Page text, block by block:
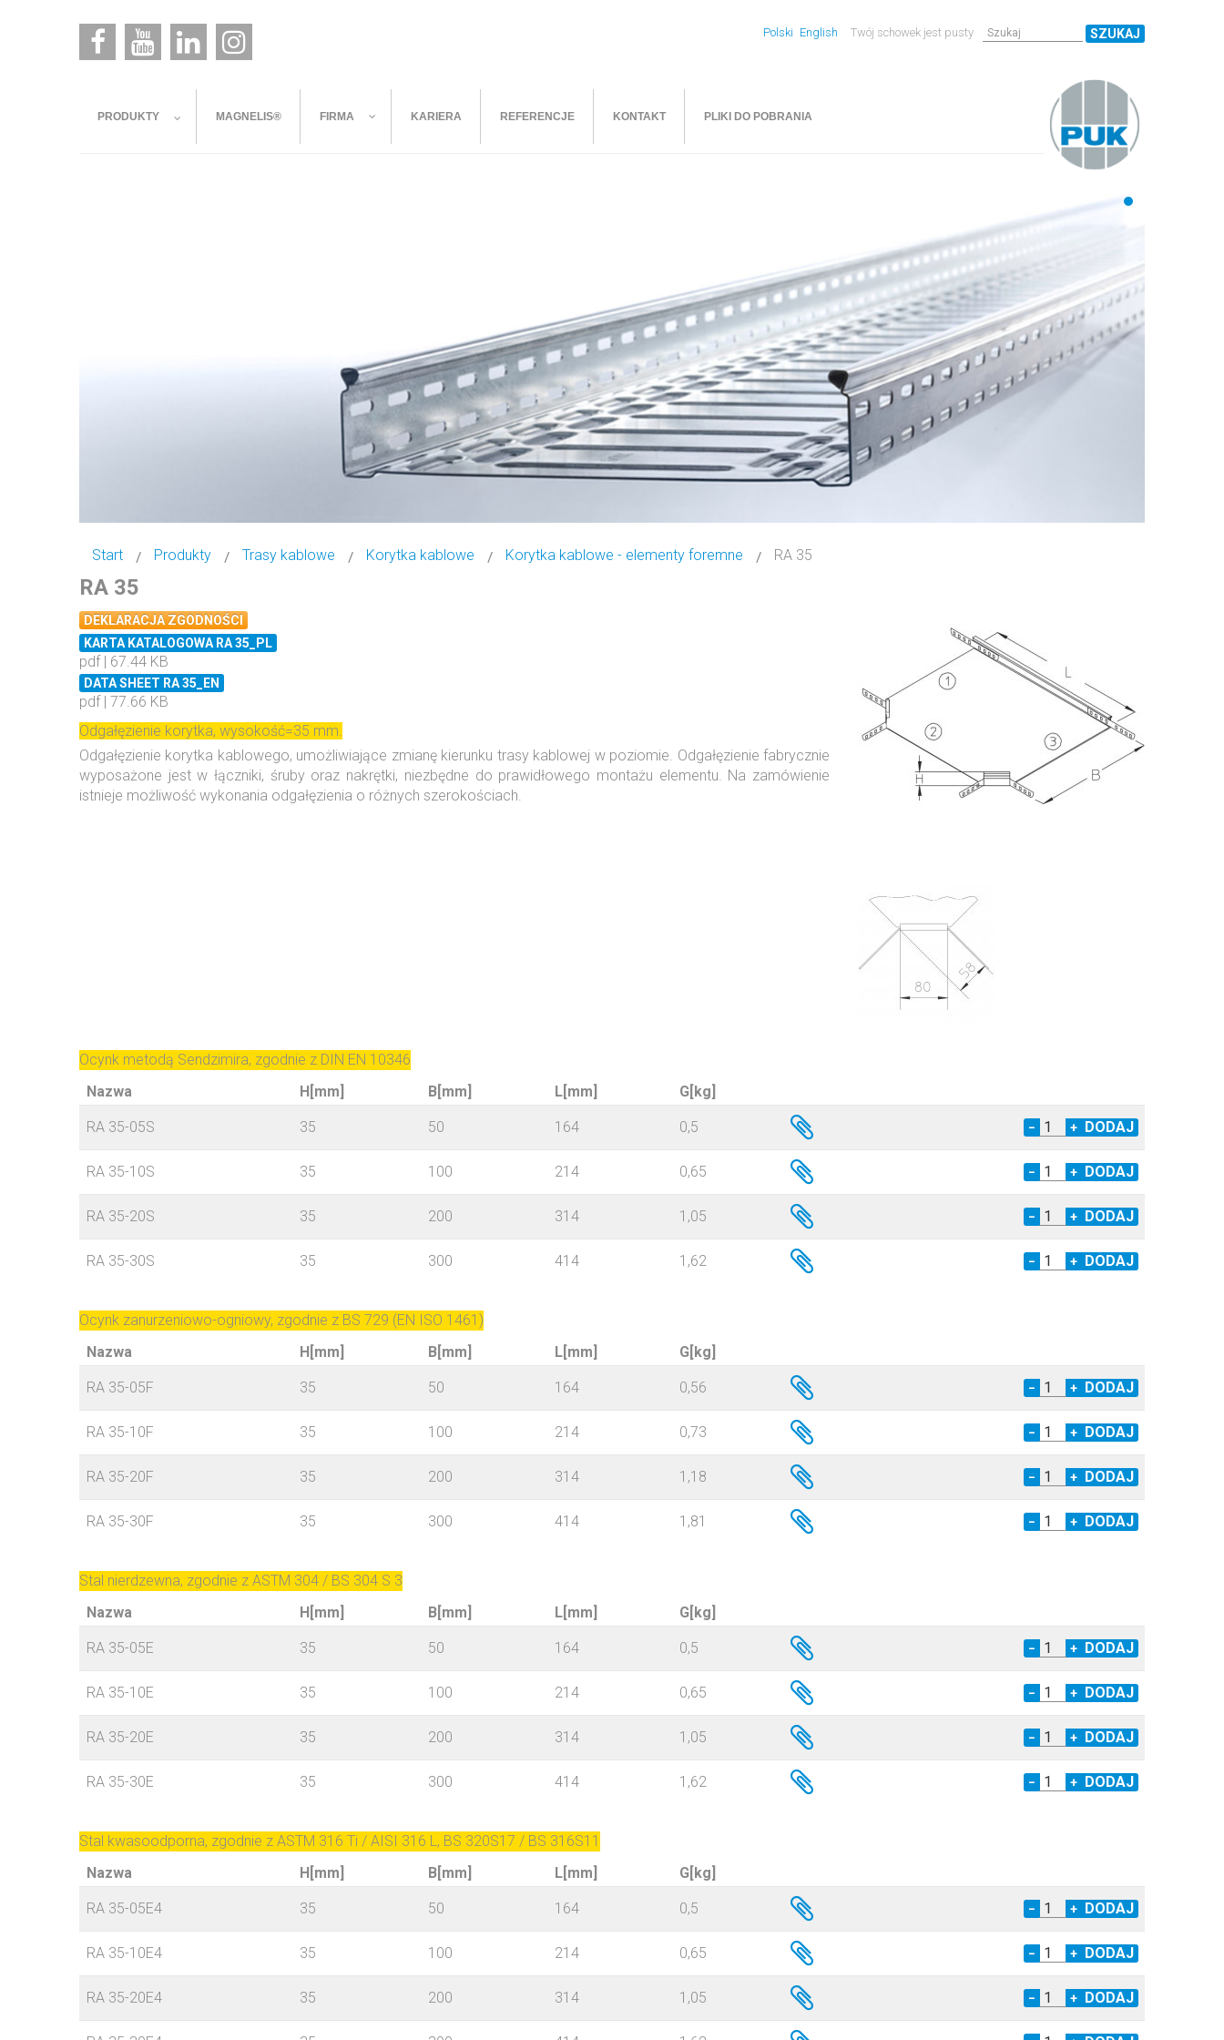
SZUKAJ
Twój schowek jest pusty
Polski English
PRODUKTY MAGNELIS® FIRMA KARIERA REFERENCJE KONTAKT PLIKI DO POBRANIA
Start Produkty Trasy kablowe Korytka kablowe Korytka kablowe - elementy foremne RA 35
RA 35
DEKLARACJA ZGODNOŚCI
KARTA KATALOGOWA RA 35_PL
pdf | 67.44 KB
DATA SHEET RA 35_EN
pdf | 77.66 KB
Odgałęzienie korytka, wysokość=35 mm.
Odgałęzienie korytka kablowego, umożliwiające zmianę kierunku trasy kablowej w poziomie. Odgałęzienie fabrycznie
wyposażone jest w łączniki, śruby oraz nakrętki, niezbędne do prawidłowego montażu elementu. Na zamówienie
istnieje możliwość wykonania odgałęzienia o różnych szerokościach.
Ocynk metodą Sendzimira, zgodnie z DIN EN 10346
Nazwa
H[mm] B[mm] L[mm] G[kg]
RA 35-05S 35 50 164 0,5 − +
RA 35-10S 35 100 214 0,65 − +
RA 35-20S 35 200 314 1,05 − +
RA 35-30S 35 300 414 1,62 − +
Ocynk zanurzeniowo-ogniowy, zgodnie z BS 729 (EN ISO 1461)
Nazwa
H[mm] B[mm] L[mm] G[kg]
RA 35-05F 35 50 164 0,56 − +
RA 35-10F 35 100 214 0,73 − +
RA 35-20F 35 200 314 1,18 − +
RA 35-30F 35 300 414 1,81 − +
Stal nierdzewna, zgodnie z ASTM 304 / BS 304 S 3
Nazwa
H[mm] B[mm] L[mm] G[kg]
RA 35-05E 35 50 164 0,5 − +
RA 35-10E 35 100 214 0,65 − +
RA 35-20E 35 200 314 1,05 − +
RA 35-30E 35 300 414 1,62 − +
Stal kwasoodporna, zgodnie z ASTM 316 Ti / AISI 316 L, BS 320S17 / BS 316S11
Nazwa
H[mm] B[mm] L[mm] G[kg]
RA 35-05E4 35 50 164 0,5 − +
RA 35-10E4 35 100 214 0,65 − +
RA 35-20E4 35 200 314 1,05 − +